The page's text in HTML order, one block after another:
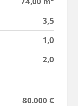
3,5
1,0
2,0
80.000 €